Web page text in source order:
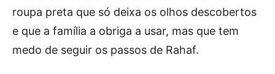
roupa preta que só deixa os olhos descobertos
e que a família a obriga a usar, mas que tem
medo de seguir os passos de Rahaf.